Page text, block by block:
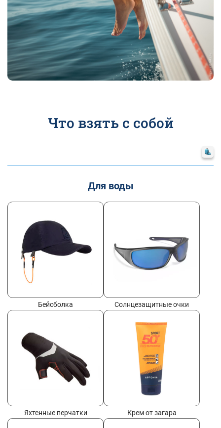
Что взять с собой
Для воды
Бейсболка Солнцезащитные очки
Яхтенные перчатки Крем от загара